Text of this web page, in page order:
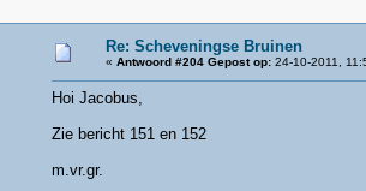
Re: Scheveningse Bruinen
« Antwoord #204 Gepost op:24-10-2011,
Hoi Jacobus,
Zie bericht 151 en 152
m.vr.gr.